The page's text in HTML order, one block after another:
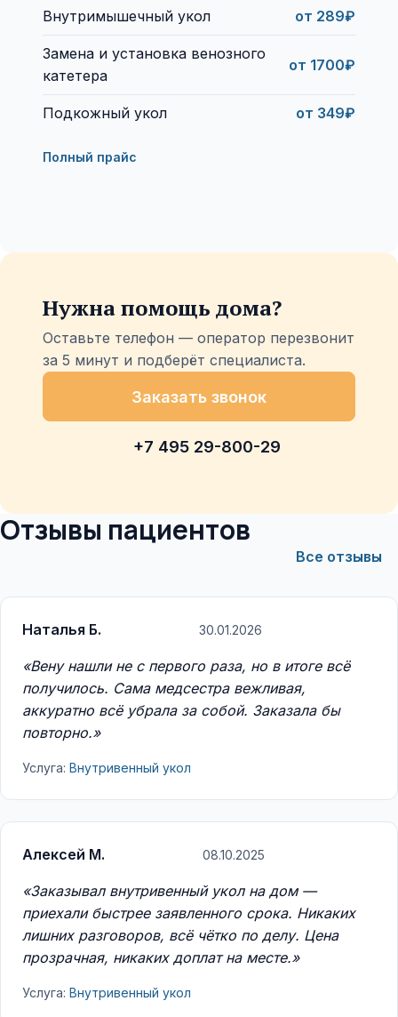
Внутримышечный укол от 289₽
Замена и установка венозного
катетера
от 1700₽
Подкожный укол от 349₽
Полный прайс
Нужна помощь дома?
Оставьте телефон — оператор перезвонит
за 5 минут и подберёт специалиста.
Заказать звонок
+7 495 29-800-29
Отзывы пациентов
Все отзывы
Наталья Б. 30.01.2026
«Вену нашли не с первого раза, но в итоге всё
получилось. Сама медсестра вежливая,
аккуратно всё убрала за собой. Заказала бы
повторно.»
Услуга: Внутривенный укол
Алексей М. 08.10.2025
«Заказывал внутривенный укол на дом —
приехали быстрее заявленного срока. Никаких
лишних разговоров, всё чётко по делу. Цена
прозрачная, никаких доплат на месте.»
Услуга: Внутривенный укол